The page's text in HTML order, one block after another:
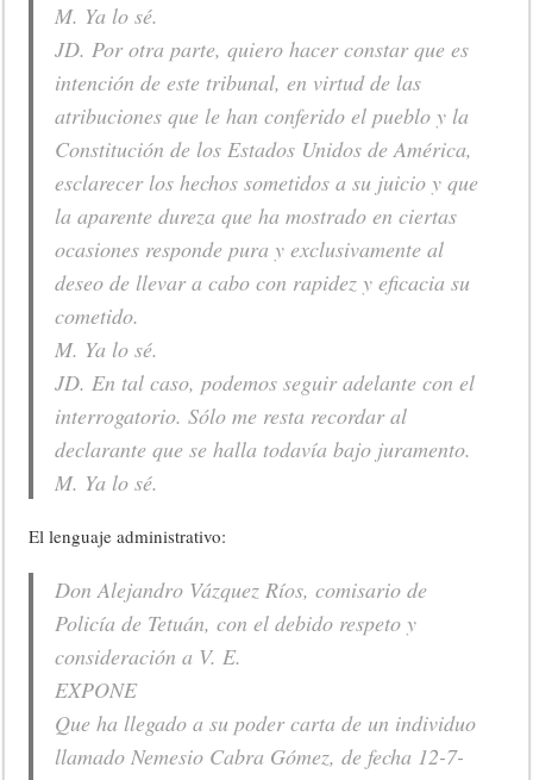
M. Ya lo sé.
JD. Por otra parte, quiero hacer constar que es
intención de este tribunal, en virtud de las
atribuciones que le han conferido el pueblo y la
Constitución de los Estados Unidos de América,
esclarecer los hechos sometidos a su juicio y que
la aparente dureza que ha mostrado en ciertas
ocasiones responde pura y exclusivamente al
deseo de llevar a cabo con rapidez y eficacia su
cometido.
M. Ya lo sé.
JD. En tal caso, podemos seguir adelante con el
interrogatorio. Sólo me resta recordar al
declarante que se halla todavía bajo juramento.
M. Ya lo sé.
El lenguaje administrativo:
Don Alejandro Vázquez Ríos, comisario de
Policía de Tetuán, con el debido respeto y
consideración a V. E.
EXPONE
Que ha llegado a su poder carta de un individuo
llamado Nemesio Cabra Gómez, de fecha 12-7-